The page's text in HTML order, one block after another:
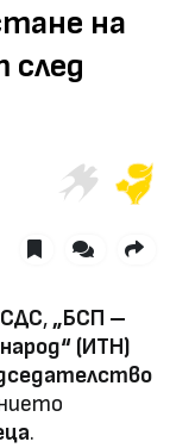
на
след
, „БСП –
(ИТН)
.